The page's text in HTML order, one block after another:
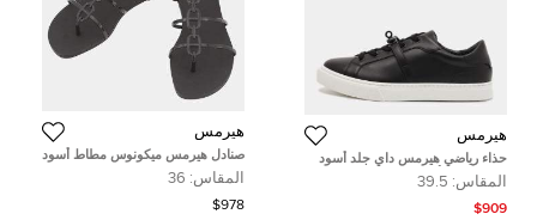
هيرمس
حذاء رياضي هيرمس داي جلد أسود
منخفض من أعلى مقاس 39.5
المقاس: 39.5
$909
هيرمس
صنادل هيرمس ميكونوس مطاط أسود
مقاس 36
المقاس: 36
$978